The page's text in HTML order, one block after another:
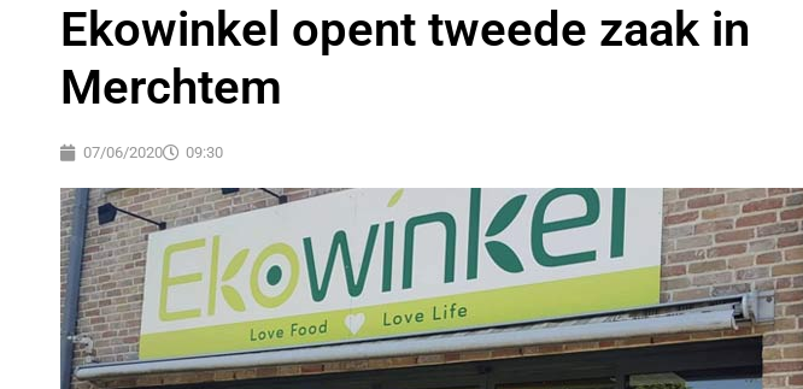
Ekowinkel opent tweede zaak in
Merchtem
07/06/2020 09:30